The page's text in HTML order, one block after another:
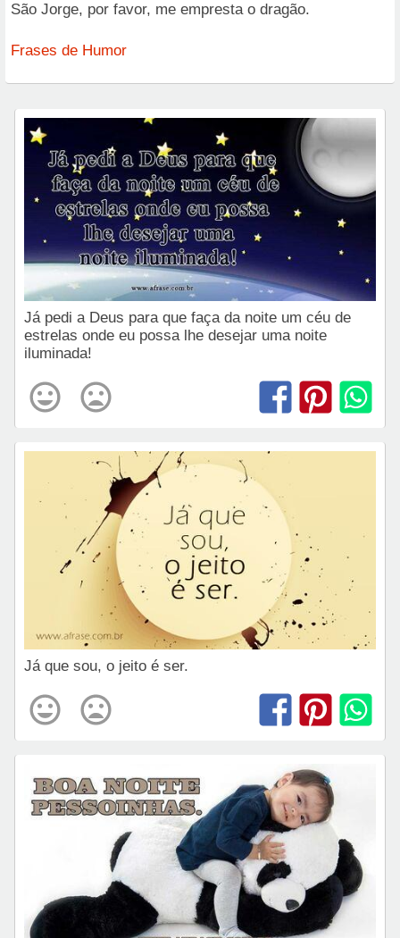
São Jorge, por favor, me empresta o dragão.
Frases de Humor
Já pedi a Deus para que faça da noite um céu de
estrelas onde eu possa lhe desejar uma noite
iluminada!
Já que sou, o jeito é ser.